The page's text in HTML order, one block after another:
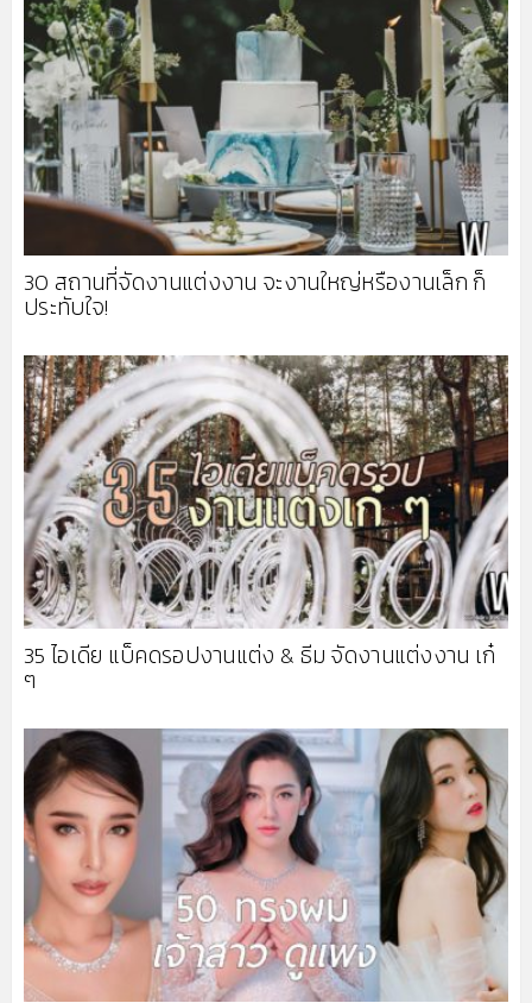
30 สถานที่จัดงานแต่งงาน จะงานใหญ่หรืองานเล็ก ก็
ประทับใจ!
35 ไอเดีย แบ็คดรอปงานแต่ง & ธีม จัดงานแต่งงาน เก๋
ๆ